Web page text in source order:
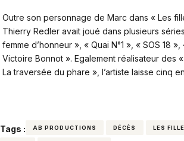
Outre son personnage de Marc dans « Les
Thierry Redler avait joué dans plusieurs
femme d’honneur », « Quai N°1 », « SOS 18
Victoire Bonnot ». Egalement réalisateur des
La traversée du phare », l’artiste laisse cinq
Tags : AB PRODUCTIONS DÉCÈS LES